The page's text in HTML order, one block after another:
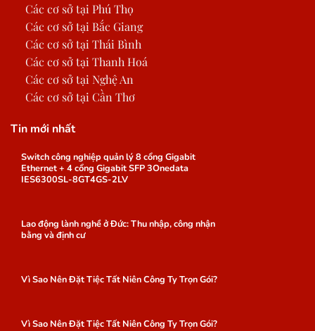
Các cơ sở tại Phú Thọ
Các cơ sở tại Bắc Giang
Các cơ sở tại Thái Bình
Các cơ sở tại Thanh Hoá
Các cơ sở tại Nghệ An
Các cơ sở tại Cần Thơ
Tin mới nhất
Switch công nghiệp quản lý 8 cổng Gigabit
Ethernet + 4 cổng Gigabit SFP 3Onedata
IES6300SL-8GT4GS-2LV
Lao động lành nghề ở Đức: Thu nhập, công nhận
bằng và định cư
Vì Sao Nên Đặt Tiệc Tất Niên Công Ty Trọn Gói?
Vì Sao Nên Đặt Tiệc Tất Niên Công Ty Trọn Gói?